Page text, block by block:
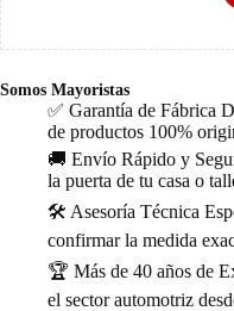
Somos Mayoristas
✅ Garantía de Fábrica
de productos 100%
🚚 Envío Rápido y
la puerta de tu casa o
🛠️ Asesoría Técnica
confirmar la medida
🏆 Más de 40 años de
el sector automotriz